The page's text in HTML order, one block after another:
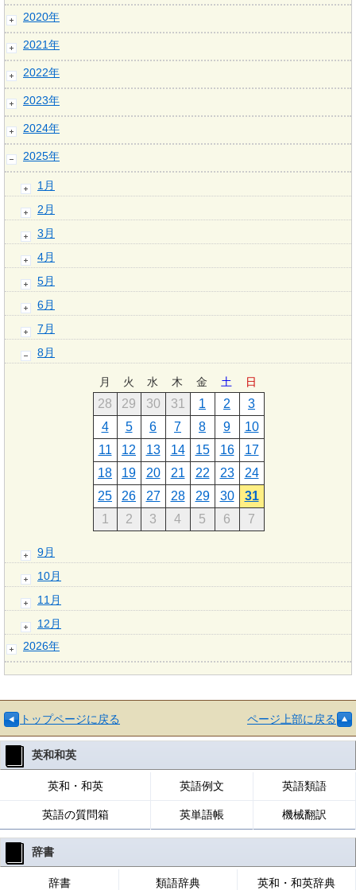
2020年
2021年
2022年
2023年
2024年
2025年
1月
2月
3月
4月
5月
6月
7月
8月
月 火 水 木 金 土 日
28 29 30 31 1 2
3
4
5 6 7 8 9
10
11
12 13 14 15 16
17
18
19 20 21 22 23
24
25
26 27 28 29 30
31
1
2 3 4 5 6 7
9月
10月
11月
12月
2026年
トップページに戻る ページ上部に戻る
英和和英
英和・和英 英語例文 英語類語
英語の質問箱 英単語帳 機械翻訳
辞書
辞書 類語辞典 英和・和英辞典